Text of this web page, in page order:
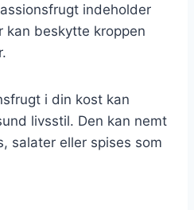
indeholder
kan beskytte kroppen
i din kost kan
livsstil. Den kan nemt
salater eller spises som